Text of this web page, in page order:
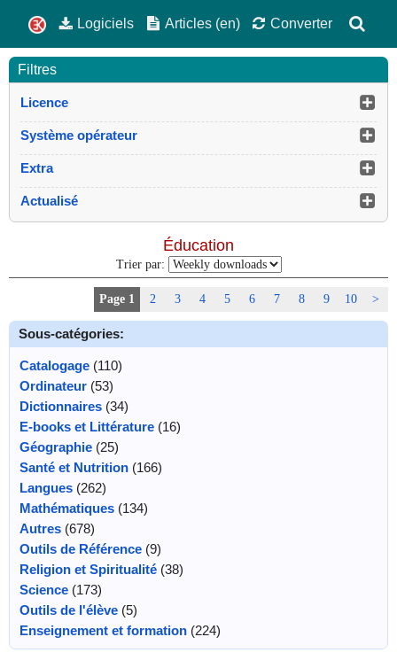
Logiciels Articles (en) Converter
Filtres
Licence
Système opérateur
Extra
Actualisé
Éducation
Trier par:
Page 1 2 3 4 5 6 7 8 9 10 >
Sous-catégories:
Catalogage(110)
Ordinateur(53)
Dictionnaires(34)
E-books et Littérature(16)
Géographie(25)
Santé et Nutrition(166)
Langues(262)
Mathématiques(134)
Autres(678)
Outils de Référence(9)
Religion et Spiritualité(38)
Science(173)
Outils de l'élève(5)
Enseignement et formation(224)